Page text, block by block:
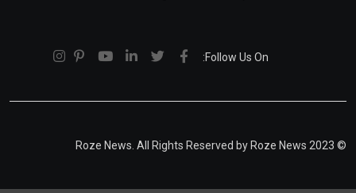
Follow Us On:
© 2023 Roze News. All Rights Reserved by Roze News